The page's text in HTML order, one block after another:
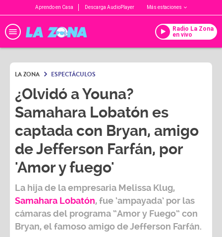
Aprendo en Casa Descarga AudioPlayer Más estaciones
Radio La Zona
en vivo
LA ZONA ESPECTÁCULOS
¿Olvidó a Youna?
Samahara Lobatón es
captada con Bryan, amigo
de Jefferson Farfán, por
'Amor y fuego'
La hija de la empresaria Melissa Klug,
Samahara Lobatón, fue ‘ampayada’ por las
cámaras del programa “Amor y Fuego” con
Bryan, el famoso amigo deJefferson Farfán.